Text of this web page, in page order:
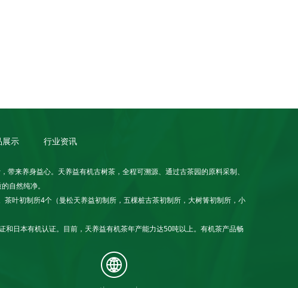
展示 行业资讯
来养身益心。天养益有机古树茶，全程可溯源、通过古茶园的原料采制、
自然纯净。
叶初制所4个（曼松天养益初制所，五棵桩古茶初制所，大树箐初制所，小
日本有机认证。目前，天养益有机茶年产能力达50吨以上。有机茶产品畅